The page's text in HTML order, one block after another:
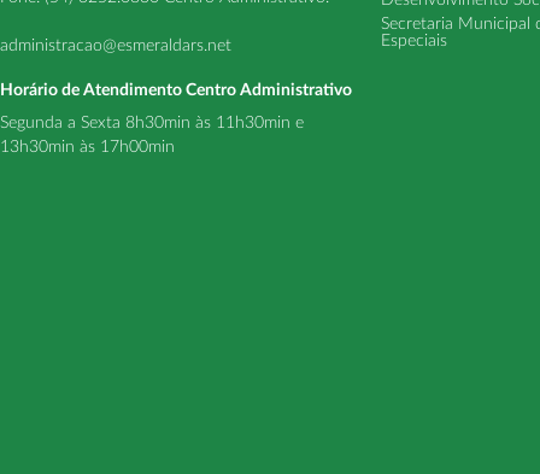
administracao@esmeraldars.net
Horário de Atendimento Centro Administrativo
Segunda a Sexta 8h30min às 11h30min e
13h30min às 17h00min
Secretaria Municipal
Especiais